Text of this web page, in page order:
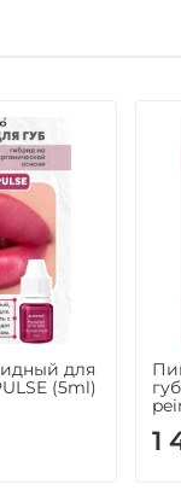
для
(5ml)
1